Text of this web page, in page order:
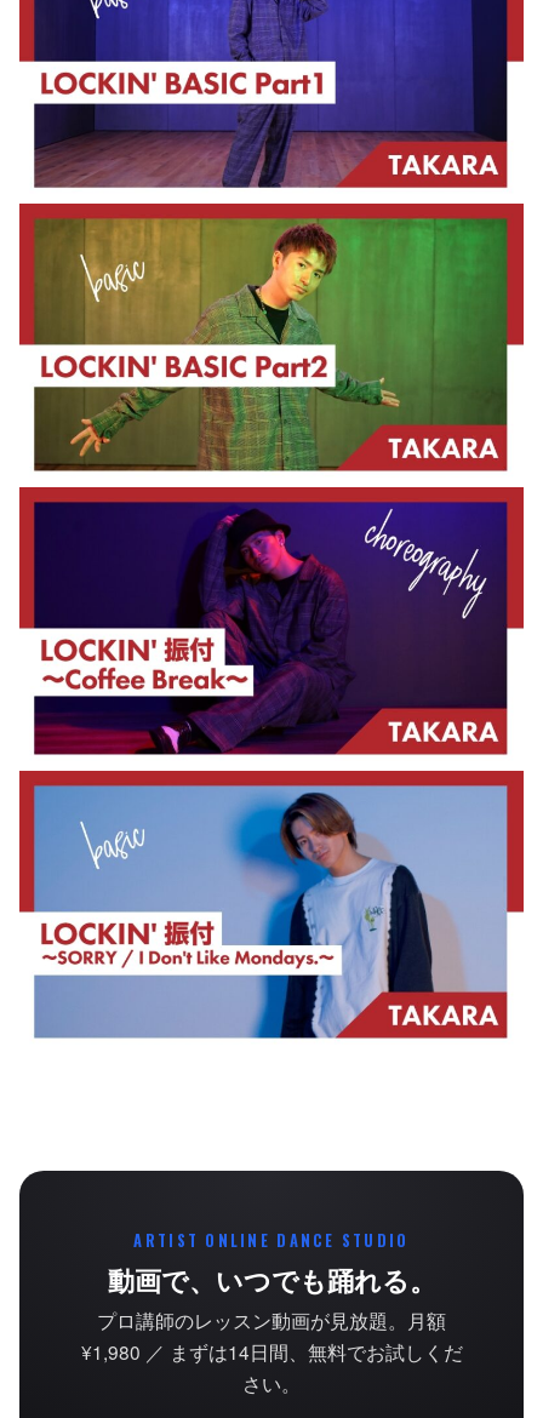
ARTIST ONLINE DANCE STUDIO
動画で、いつでも踊れる。
プロ講師のレッスン動画が見放題。月額
¥1,980 ／ まずは14日間、無料でお試しくだ
さい。